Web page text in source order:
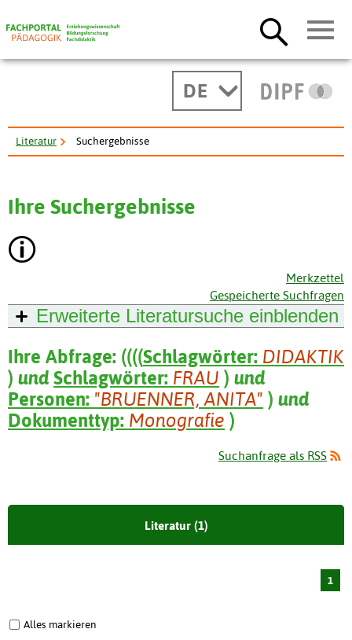
DE
Literatur Suchergebnisse
Ihre Suchergebnisse
Merkzettel
Gespeicherte Suchfragen
Erweiterte Literatursuche einblenden
Ihre Abfrage: ((((Schlagwörter: DIDAKTIK
) und Schlagwörter: FRAU ) und
Personen: "BRUENNER, ANITA" ) und
Dokumenttyp: Monografie )
Suchanfrage als RSS
Literatur (1)
1
Alles markieren